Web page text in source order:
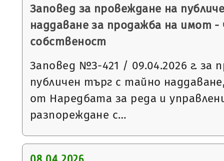
Заповед за провеждане на
наддаване за продажба на имот
собственост
Заповед №З-421 / 09.04.2026 г. за
публичен търг с тайно наддаване,
от Наредбата за реда и
разпореждане с…